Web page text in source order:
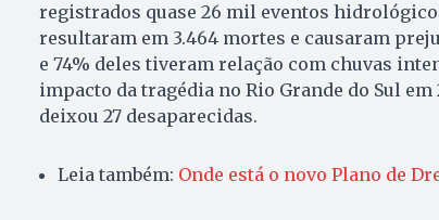
registrados quase 26 mil eventos
resultaram em 3.464 mortes e causaram
e 74% deles tiveram relação com chuvas
impacto da tragédia no Rio Grande do Sul em
deixou 27 desaparecidas.
Leia também: Onde está o novo Plano de